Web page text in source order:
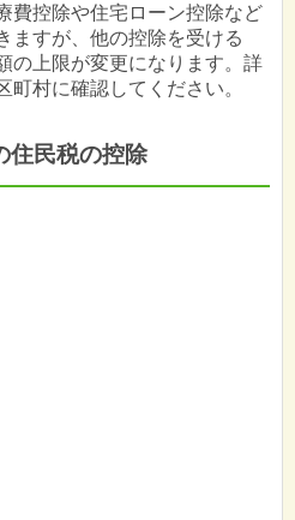
費控除や住宅ローン控除など
ますが、他の控除を受ける
の上限が変更になります。詳
町村に確認してください。
住民税の控除